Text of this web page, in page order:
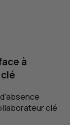
à
clé